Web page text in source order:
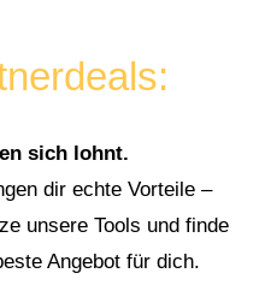
sich lohnt.
dir echte Vorteile –
unsere Tools und finde
Angebot für dich.